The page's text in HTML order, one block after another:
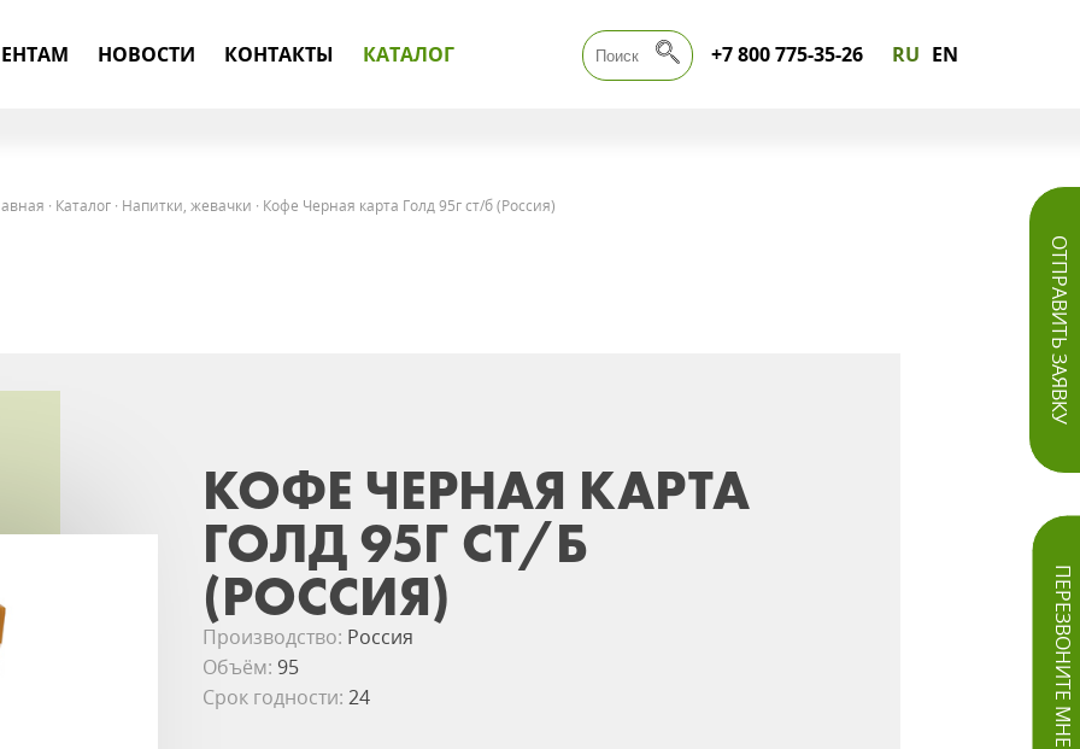
НОВОСТИ КОНТАКТЫ КАТАЛОГ +7 800 775-35-26 RU EN
ОТПРАВИТЬ ЗАЯВКУ
ПЕРЕЗВОНИТЕ МНЕ
· Каталог· Напитки, жевачки · Кофе Черная карта Голд 95г ст/б (Россия)
КОФЕ ЧЕРНАЯ КАРТА
ГОЛД 95Г СТ/Б
(РОССИЯ)
Производство: Россия
Объём: 95
Срок годности:24